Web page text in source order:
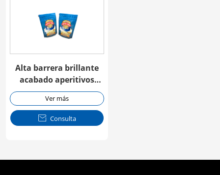
Alta barrera brillante
acabado aperitivos
embalaje Doypack
Ver más
 Consulta